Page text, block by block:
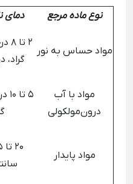
نوع ماده مرجع دمای
مواد حساس به نور
2
گراد،
مواد با آب
درون‌مولکولی
5
مواد پایدار